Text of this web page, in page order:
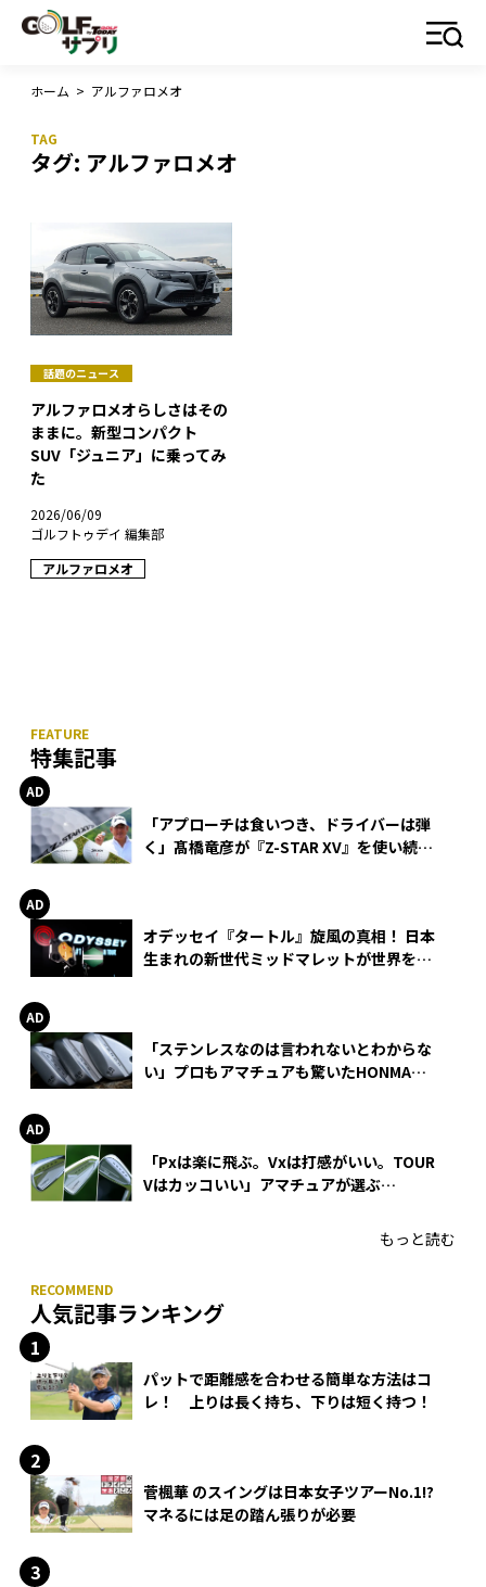
ホーム > アルファロメオ
タグ: アルファロメオ
話題のニュース
アルファロメオらしさはその
ままに。新型コンパクト
SUV「ジュニア」に乗ってみ
た
2026/06/09
ゴルフトゥデイ 編集部
アルファロメオ
特集記事
「アプローチは食いつき、ドライバーは弾
く」髙橋竜彦が『Z-STAR XV』を使い続け
オデッセイ『タートル』旋風の真相！ 日本
生まれの新世代ミッドマレットが世界を席
「ステンレスなのは言われないとわからな
い」プロもアマチュアも驚いたHONMA
「Pxは楽に飛ぶ。Vxは打感がいい。TOUR
Vはカッコいい」アマチュアが選ぶ
もっと読む
人気記事ランキング
パットで距離感を合わせる簡単な方法はコ
レ！ 上りは長く持ち、下りは短く持つ！
菅楓華 のスイングは日本女子ツアーNo.1!?
マネるには足の踏ん張りが必要